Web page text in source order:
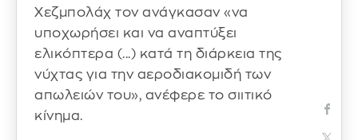
Χεζμπολάχ τον ανάγκασαν «να
υποχωρήσει και να αναπτύξει
ελικόπτερα (...) κατά τη διάρκεια της
νύχτας για την αεροδιακομιδή των
απωλειών του», ανέφερε το σιιτικό
κίνημα.